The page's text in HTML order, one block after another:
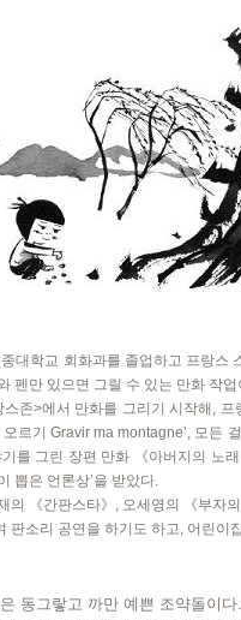
대학교 회화과를 졸업하고 프랑
펜만 있으면 그릴 수 있는 만화 작업
존>에서 만화를 그리기 시작해,
르기 Gravir ma montagne’, 모든
를 그린 장편 만화 《아버지의
뽑은 언론상’을 받았다.
의 《간판스타》, 오세영의 《부자
판소리 공연을 하기도 하고, 어린이
동그랗고 까만 예쁜 조약돌이다.